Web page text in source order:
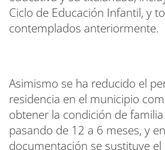
Ciclo de Educación Infantil, y
contemplados anteriormente.
Asimismo se ha reducido el
residencia en el municipio
obtener la condición de
pasando de 12 a 6 meses, y
documentación se sustituye